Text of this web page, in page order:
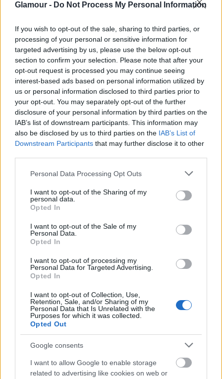
Glamour - Do Not Process My Personal Information
If you wish to opt-out of the sale, sharing to third parties, or
processing of your personal or sensitive information for
targeted advertising by us, please use the below opt-out
section to confirm your selection. Please note that after your
opt-out request is processed you may continue seeing
interest-based ads based on personal information utilized by
us or personal information disclosed to third parties prior to
your opt-out. You may separately opt-out of the further
disclosure of your personal information by third parties on the
IAB’s list of downstream participants. This information may
also be disclosed by us to third parties on the IAB’s List of
Downstream Participants that may further disclose it to other
Please note that this website/app uses one or more Google
not limited to your visit or usage behaviour. You may click to
grant or deny consent to Google and its third-party tags to
use your data for below specified purposes in below Google
consent section.
Personal Data Processing Opt Outs
I want to opt-out of the Sharing of my
personal data.
Opted In
I want to opt-out of the Sale of my
Personal Data.
Opted In
I want to opt-out of processing my
Personal Data for Targeted Advertising.
Opted In
I want to opt-out of Collection, Use,
Retention, Sale, and/or Sharing of my
Personal Data that Is Unrelated with the
Purposes for which it was collected.
Opted Out
Google consents
I want to allow Google to enable storage
related to advertising like cookies on web or
tetőtől talpig farmerben tündökölt a
Sztárban Sztár All Stars második
adásában
KULTÚRA
Bővelkedett meglepetésekben a
Sztárban sztár All Stars: hatalmas
nevek estek ki a versenyből